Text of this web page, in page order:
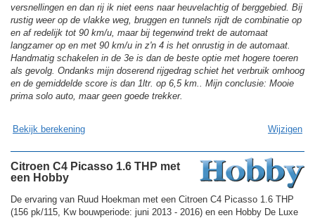
versnellingen en dan rij ik niet eens naar heuvelachtig of berggebied. Bij
rustig weer op de vlakke weg, bruggen en tunnels rijdt de combinatie op
en af redelijk tot 90 km/u, maar bij tegenwind trekt de automaat
langzamer op en met 90 km/u in z'n 4 is het onrustig in de automaat.
Handmatig schakelen in de 3e is dan de beste optie met hogere toeren
als gevolg. Ondanks mijn doserend rijgedrag schiet het verbruik omhoog
en de gemiddelde score is dan 1ltr. op 6,5 km.. Mijn conclusie: Mooie
prima solo auto, maar geen goede trekker.
Bekijk berekening Wijzigen
Citroen C4 Picasso 1.6 THP met
een Hobby
De ervaring van Ruud Hoekman met een Citroen C4 Picasso 1.6 THP
(156 pk/115, Kw bouwperiode: juni 2013 - 2016) en een Hobby De Luxe